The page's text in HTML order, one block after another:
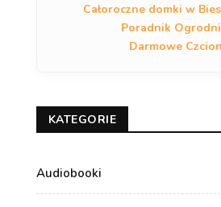
Całoroczne domki w
Poradnik
Darmowe
KATEGORIE
Audiobooki